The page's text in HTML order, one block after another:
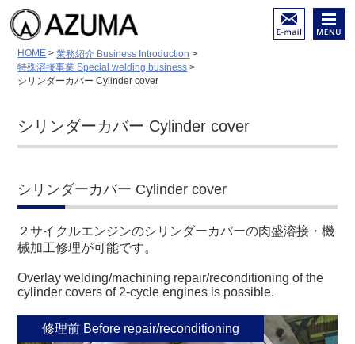
陸舶用内燃機関 各種部品
（摩耗・亀裂・破損）等の
修理と再生
低温溶接－特殊溶接－金属
加工
HOME >業務紹介 Business Introduction >
特殊溶接事業 Special welding business >
シリンダーカバー Cylinder cover
シリンダーカバー Cylinder cover
シリンダーカバー Cylinder cover
２サイクルエンジンのシリンダーカバーの肉盛溶接・機
械加工修理が可能です。
Overlay welding/machining repair/reconditioning of the
cylinder covers of 2-cycle engines is possible.
修理前 Before repair/reconditioning